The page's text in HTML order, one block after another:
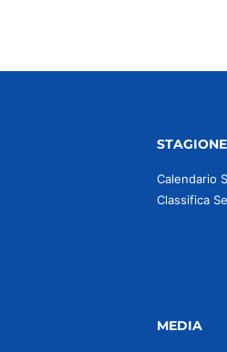
STAGIONE
Calendario
Classifica
MEDIA